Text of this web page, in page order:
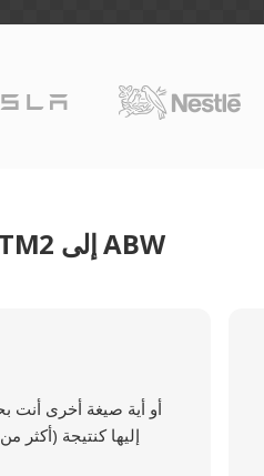
كيفية تحويل TM2 إلى ABW
إليها كنتيجة (أكثر من 200 صيغة مدعومة)